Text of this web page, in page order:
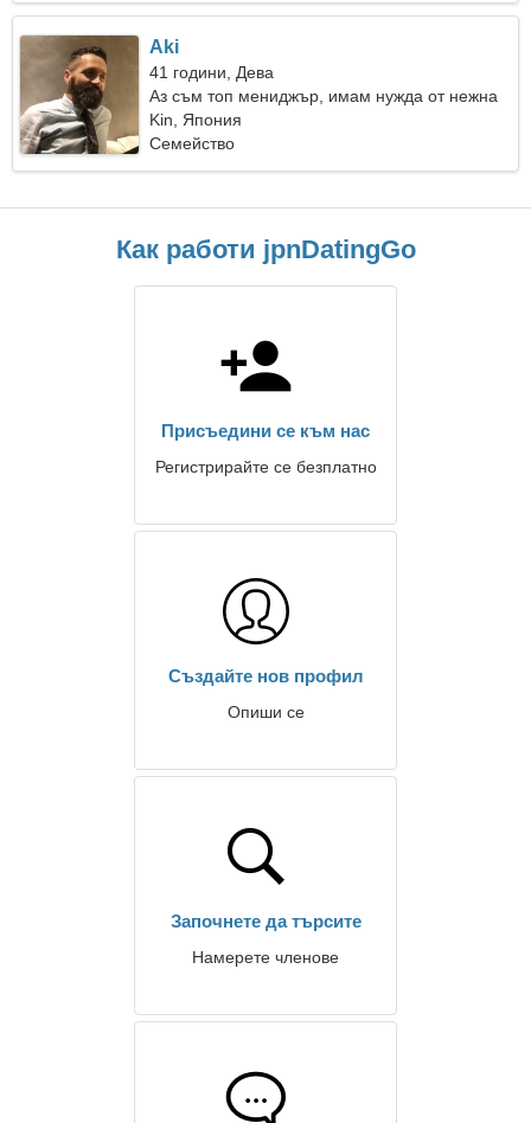
Aki
41 години, Дева
Аз съм топ мениджър, имам нужда от нежна
жена
Kin, Япония
Семейство
Как работи jpnDatingGo
Присъедини се към нас
Регистрирайте се безплатно
Създайте нов профил
Опиши се
Започнете да търсите
Намерете членове